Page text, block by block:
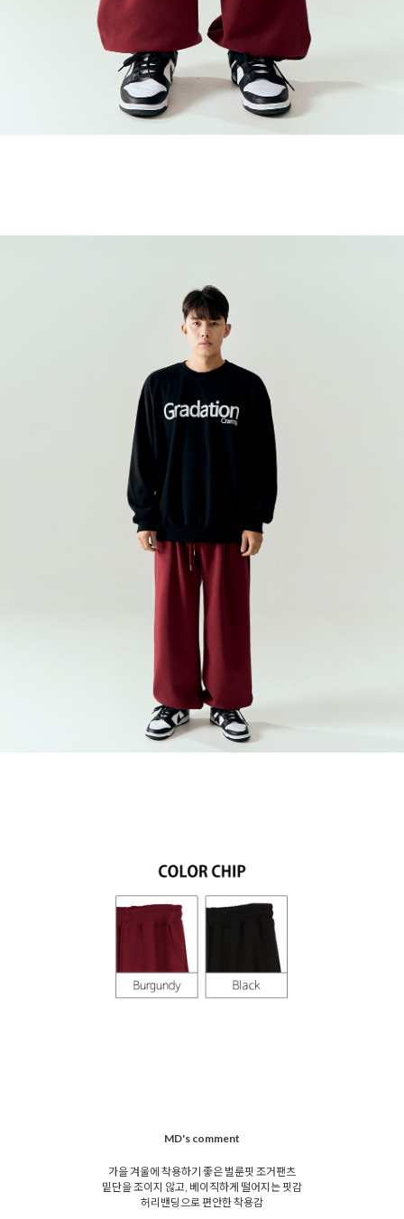
MD's comment
가을 겨울에 착용하기 좋은 벌룬핏 조거팬츠
밑단을 조이지 않고, 베이직하게 떨어지는 핏감
허리밴딩으로 편안한 착용감